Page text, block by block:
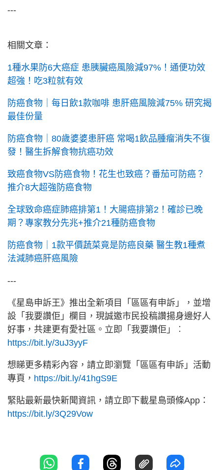
---
相關文章：
1種水果防6大癌症 患胰臟癌風險減97%！通便功效
超強！吃3粒就有效
防癌食物｜每日飲1款咖啡 患肝癌風險減75% 研究揭
最佳份量
防癌食物｜80歲婆婆患肝癌 常喝1飲品腫瘤消失不復
發！醫生拆解食物抗癌功效
致癌食物VS防癌食物！花生也致癌？番茄可防癌？
推介8大超強防癌食物
全球致命癌症肺癌排第1！大腸癌排第2！確診已晚
期？專家教分先兆+推介21種防癌食物
防癌食物｜1款平價蔬菜竟是防癌良藥 醫生教1種煮
法減肺癌肝癌風險
---
《星島申訴王》推出全新項目「區區有申訴」，並增
設「我要讚佢」欄目，現誠邀市民投稿讚揚身邊好人
好事，共建更有愛社區。立即「我要讚佢」︰
https://bit.ly/3uJ3yyF
想睇更多精彩內容，請立即瀏覽「區區有申訴」活動
專頁， https://bit.ly/41hgS9E
緊貼最新最快新聞資訊，請立即下載星島頭條App：
https://bit.ly/3Q29Vow